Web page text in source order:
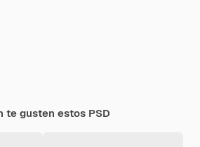
te gusten estos PSD